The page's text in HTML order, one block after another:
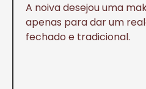
A noiva desejou uma
apenas para dar um
fechado e tradicional.